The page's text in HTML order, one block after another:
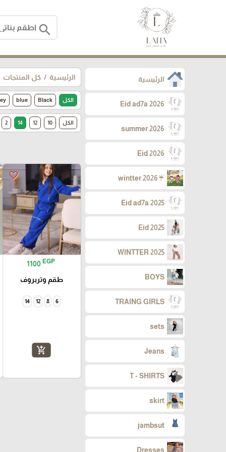
search
الرئيسية
Eid ad7a 2026
summer 2026
Eid 2026
☔wintter 2026
Eid ad7a 2025
Eid 2025
WINTTER 2025
BOYS
TRAING GIRLS
sets
Jeans
T - SHIRTS
skirt
jambsut
Dresses
الرئيسية كل المنتجات
الكل Black
blue
الكل 10
12
14
2
favorite_border
1100 EGP
طقم وتربروف
6
8
12
14
add_shopping_cart